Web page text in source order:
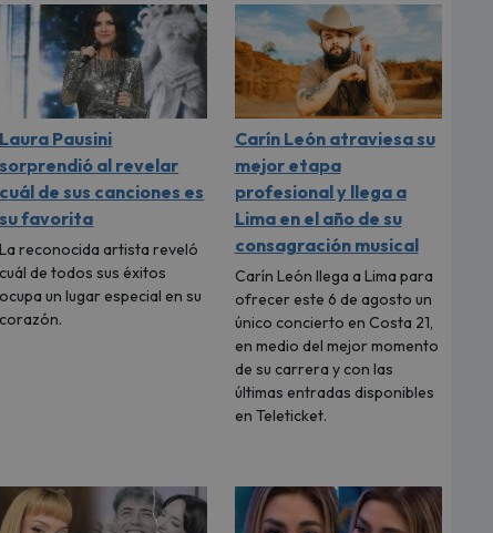
Laura Pausini
sorprendió al revelar
cuál de sus canciones es
su favorita
La reconocida artista reveló
cuál de todos sus éxitos
ocupa un lugar especial en su
corazón.
Carín León atraviesa su
mejor etapa
profesional y llega a
Lima en el año de su
consagración musical
Carín León llega a Lima para
ofrecer este 6 de agosto un
único concierto en Costa 21,
en medio del mejor momento
de su carrera y con las
últimas entradas disponibles
en Teleticket.